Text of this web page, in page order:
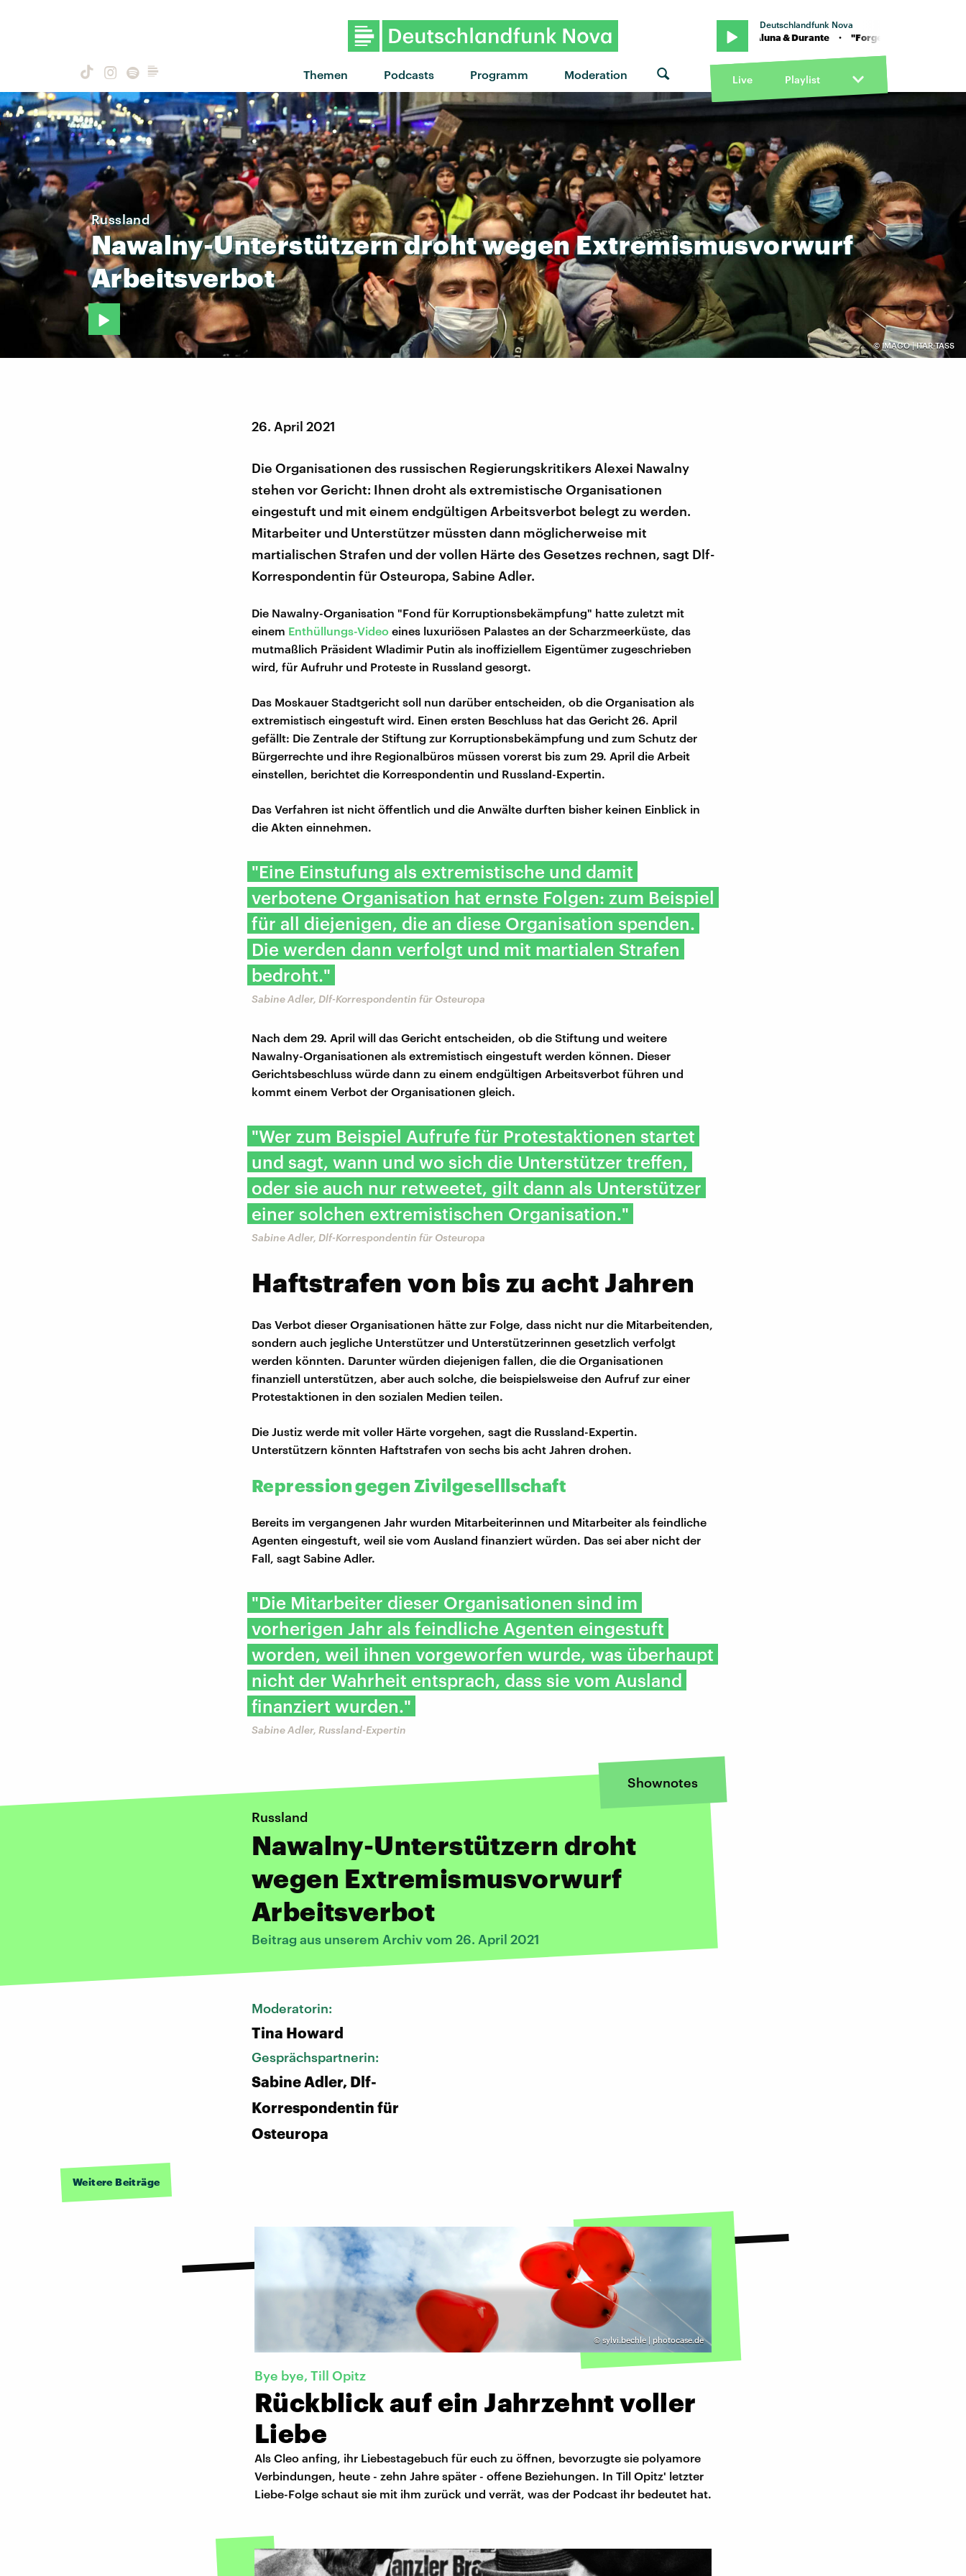
Themen Podcasts Programm Moderation
Deutschlandfunk Nova
"Forget about me - Nite Version" von Diplo Aluna & Durante · "Forget about me - Nite Version"
Live Playlist
©IMAGO | ITAR-TASS
Russland
Nawalny-UnterstützerndrohtwegenExtremismusvorwurf
Arbeitsverbot
26. April 2021
Die Organisationen des russischen Regierungskritikers Alexei Nawalny
stehen vor Gericht: Ihnen droht als extremistische Organisationen
eingestuft und mit einem endgültigen Arbeitsverbot belegt zu werden.
Mitarbeiter und Unterstützer müssten dann möglicherweise mit
martialischen Strafen und der vollen Härte des Gesetzes rechnen, sagt Dlf-
Korrespondentin für Osteuropa, Sabine Adler.
Die Nawalny-Organisation "Fond für Korruptionsbekämpfung" hatte zuletzt mit
einem Enthüllungs-Video eines luxuriösen Palastes an der Scharzmeerküste, das
mutmaßlich Präsident Wladimir Putin als inoffiziellem Eigentümer zugeschrieben
wird, für Aufruhr und Proteste in Russland gesorgt.
Das Moskauer Stadtgericht soll nun darüber entscheiden, ob die Organisation als
extremistisch eingestuft wird. Einen ersten Beschluss hat das Gericht 26. April
gefällt: Die Zentrale der Stiftung zur Korruptionsbekämpfung und zum Schutz der
Bürgerrechte und ihre Regionalbüros müssen vorerst bis zum 29. April die Arbeit
einstellen, berichtet die Korrespondentin und Russland-Expertin.
Das Verfahren ist nicht öffentlich und die Anwälte durften bisher keinen Einblick in
die Akten einnehmen.
"Eine Einstufung als extremistische und damit
verbotene Organisation hat ernste Folgen: zum Beispiel
für all diejenigen, die an diese Organisation spenden.
Die werden dann verfolgt und mit martialen Strafen
bedroht."
Sabine Adler, Dlf-Korrespondentin für Osteuropa
Nach dem 29. April will das Gericht entscheiden, ob die Stiftung und weitere
Nawalny-Organisationen als extremistisch eingestuft werden können. Dieser
Gerichtsbeschluss würde dann zu einem endgültigen Arbeitsverbot führen und
kommt einem Verbot der Organisationen gleich.
"Wer zum Beispiel Aufrufe für Protestaktionen startet
und sagt, wann und wo sich die Unterstützer treffen,
oder sie auch nur retweetet, gilt dann als Unterstützer
einer solchen extremistischen Organisation."
Sabine Adler, Dlf-Korrespondentin für Osteuropa
Haftstrafen von bis zu acht Jahren
Das Verbot dieser Organisationen hätte zur Folge, dass nicht nur die Mitarbeitenden,
sondern auch jegliche Unterstützer und Unterstützerinnen gesetzlich verfolgt
werden könnten. Darunter würden diejenigen fallen, die die Organisationen
finanziell unterstützen, aber auch solche, die beispielsweise den Aufruf zur einer
Protestaktionen in den sozialen Medien teilen.
Die Justiz werde mit voller Härte vorgehen, sagt die Russland-Expertin.
Unterstützern könnten Haftstrafen von sechs bis acht Jahren drohen.
Repression gegen Zivilgeselllschaft
Bereits im vergangenen Jahr wurden Mitarbeiterinnen und Mitarbeiter als feindliche
Agenten eingestuft, weil sie vom Ausland finanziert würden. Das sei aber nicht der
Fall, sagt Sabine Adler.
"Die Mitarbeiter dieser Organisationen sind im
vorherigen Jahr als feindliche Agenten eingestuft
worden, weil ihnen vorgeworfen wurde, was überhaupt
nicht der Wahrheit entsprach, dass sie vom Ausland
finanziert wurden."
Sabine Adler, Russland-Expertin
Shownotes
Russland
Nawalny-Unterstützern droht
wegen Extremismusvorwurf
Arbeitsverbot
Beitrag aus unserem Archiv vom 26. April 2021
Moderatorin:
Tina Howard
Gesprächspartnerin:
Sabine Adler, Dlf-
Korrespondentin für
Osteuropa
Weitere Beiträge
© sylvi.bechle | photocase.de
Bye bye, Till Opitz
Rückblick auf ein Jahrzehnt voller
Liebe
Als Cleo anfing, ihr Liebestagebuch für euch zu öffnen, bevorzugte sie polyamore
Verbindungen, heute - zehn Jahre später - offene Beziehungen. In Till Opitz' letzter
Liebe-Folge schaut sie mit ihm zurück und verrät, was der Podcast ihr bedeutet hat.